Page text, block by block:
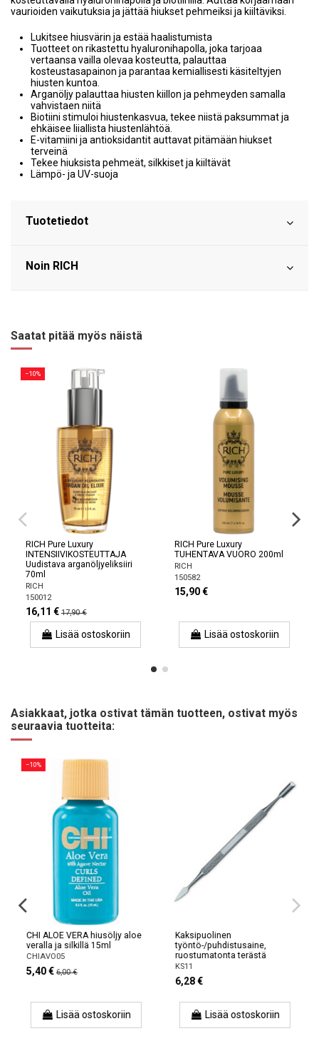
vaurioiden vaikutuksia ja jättää hiukset pehmeiksi ja kiiltäviksi.
Lukitsee hiusvärin ja estää haalistumista
Tuotteet on rikastettu hyaluronihapolla, joka tarjoaa
vertaansa vailla olevaa kosteutta, palauttaa
kosteustasapainon ja parantaa kemiallisesti käsiteltyjen
hiusten kuntoa.
Arganöljy palauttaa hiusten kiillon ja pehmeyden samalla
vahvistaen niitä
Biotiini stimuloi hiustenkasvua, tekee niistä paksummat ja
ehkäisee liiallista hiustenlähtöä.
E-vitamiini ja antioksidantit auttavat pitämään hiukset
terveinä
Tekee hiuksista pehmeät, silkkiset ja kiiltävät
Lämpö- ja UV-suoja
Tuotetiedot
Noin RICH
Saatat pitää myös näistä
−10%
RICH Pure Luxury
INTENSIIVIKOSTEUTTAJA
Uudistava arganöljyeliksiiri
70ml
RICH
150012
16,11 € 17,90 €
Lisää ostoskoriin
RICH Pure Luxury
TUHENTAVA VUORO 200ml
RICH
150582
15,90 €
Lisää ostoskoriin
Asiakkaat, jotka ostivat tämän tuotteen, ostivat myös
seuraavia tuotteita:
−10%
CHI ALOE VERA hiusöljy aloe
veralla ja silkillä 15ml
CHIAVO05
5,40 € 6,00 €
Lisää ostoskoriin
Kaksipuolinen
työntö-/puhdistusaine,
ruostumatonta terästä
KS11
6,28 €
Lisää ostoskoriin